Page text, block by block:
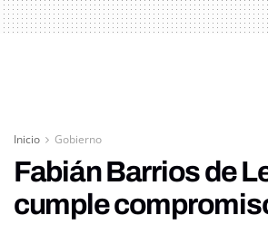
Inicio Gobierno
Fabián Barrios de
cumple